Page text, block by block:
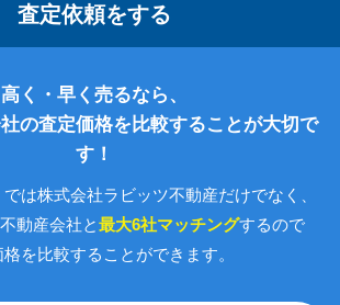
査定依頼をする
高く・早く売るなら、
の査定価格を比較することが大切で
す！
では株式会社ラビッツ不動産だけでなく、
動産会社と最大6社マッチングするので
を比較することができます。